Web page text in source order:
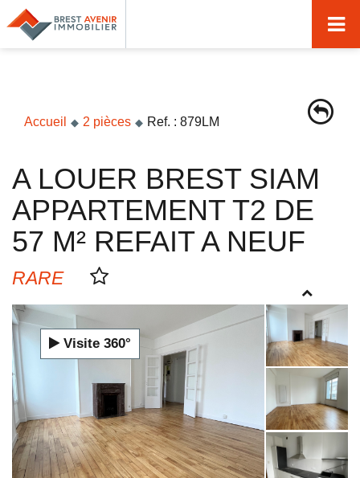
Accueil
Nos agences
Nos métiers
Syndic de copropriété
Transactions immobilières
Gestion locative
Nous contacter
02 98 44 56 58
Gestion Locative
Syndic
Accueil 2 pièces Ref. : 879LM
A LOUER BREST SIAM
APPARTEMENT T2 DE
57 M² REFAIT A NEUF
RARE
Visite 360°